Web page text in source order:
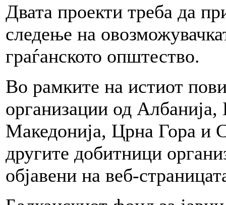
Двата проекти треба да
следење на
граѓанското општество.
Во рамките на истиот
организации од
Македонија, Црна Гора и
другите добитници
објавени на веб-